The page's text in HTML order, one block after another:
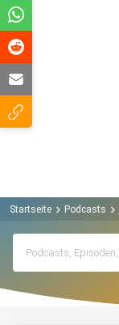
Startseite Podcasts